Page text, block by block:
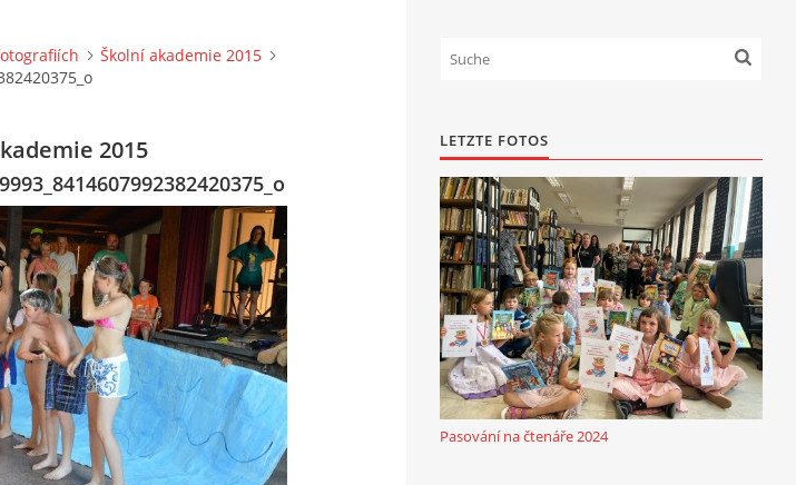
Školní akademie 2015
2015 LETZTE FOTOS
Pasování na čtenáře 2024